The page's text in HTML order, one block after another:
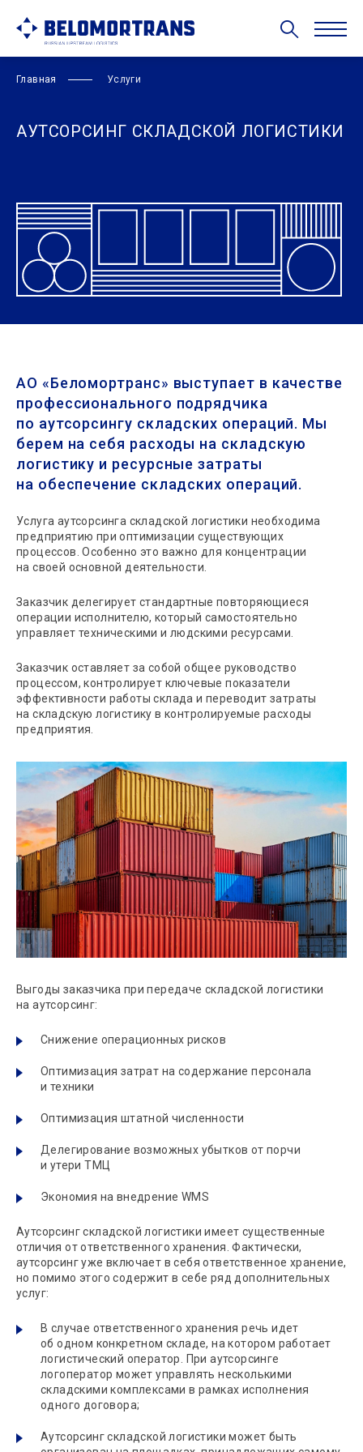
Главная Услуги
АУТСОРСИНГ СКЛАДСКОЙ ЛОГИСТИКИ
АО «Беломортранс» выступает в качестве
профессионального подрядчика
по аутсорсингу складских операций. Мы
берем на себя расходы на складскую
логистику и ресурсные затраты
на обеспечение складских операций.
Услуга аутсорсинга складской логистики необходима
предприятию при оптимизации существующих
процессов. Особенно это важно для концентрации
на своей основной деятельности.
Заказчик делегирует стандартные повторяющиеся
операции исполнителю, который самостоятельно
управляет техническими и людскими ресурсами.
Заказчик оставляет за собой общее руководство
процессом, контролирует ключевые показатели
эффективности работы склада и переводит затраты
на складскую логистику в контролируемые расходы
предприятия.
Выгоды заказчика при передаче складской логистики
на аутсорсинг:
Снижение операционных рисков
Оптимизация затрат на содержание персонала
и техники
Оптимизация штатной численности
Делегирование возможных убытков от порчи
и утери ТМЦ
Экономия на внедрение WMS
Аутсорсинг складской логистики имеет существенные
отличия от ответственного хранения. Фактически,
аутсорсинг уже включает в себя ответственное хранение,
но помимо этого содержит в себе ряд дополнительных
услуг:
В случае ответственного хранения речь идет
об одном конкретном складе, на котором работает
логистический оператор. При аутсорсинге
логоператор может управлять несколькими
складскими комплексами в рамках исполнения
одного договора;
Аутсорсинг складской логистики может быть